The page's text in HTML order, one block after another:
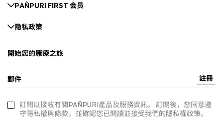
PAÑPURI FIRST 会员
隐私政策
開始您的康療之旅
郵件 註冊
訂閱以接收有關PAÑPURI產品及服務資訊。 訂閱後，您同意遵
守隱私權與條款，並確認您已閱讀並接受我們的隱私權政策。